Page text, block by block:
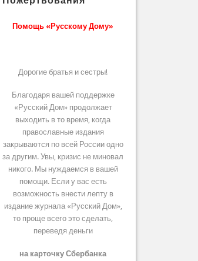
Помощь «Русскому Дому»
Дорогие братья и сестры!
Благодаря вашей поддержке
«Русский Дом» продолжает
выходить в то время, когда
православные издания
закрываются по всей России одно
за другим. Увы, кризис не миновал
никого. Мы нуждаемся в вашей
помощи. Если у вас есть
возможность внести лепту в
издание журнала «Русский Дом»,
то проще всего это сделать,
переведя деньги
на карточку Сбербанка